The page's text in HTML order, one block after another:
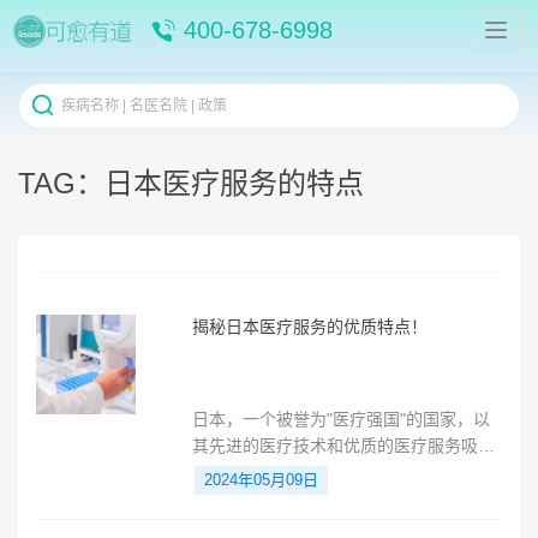
400-678-6998
TAG：日本医疗服务的特点
揭秘日本医疗服务的优质特点！
日本，一个被誉为"医疗强国"的国家，以
其先进的医疗技术和优质的医疗服务吸引
了全球各地的患者。可愈有道将带领各位
读者，深入探讨日本医疗服务的特点和优
2024年05月09日